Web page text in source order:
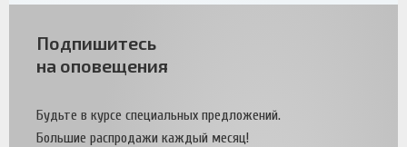
Подпишитесь
на оповещения
Будьте в курсе специальных предложений.
Большие распродажи каждый месяц!